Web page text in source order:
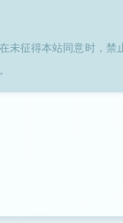
征得本站同意时，